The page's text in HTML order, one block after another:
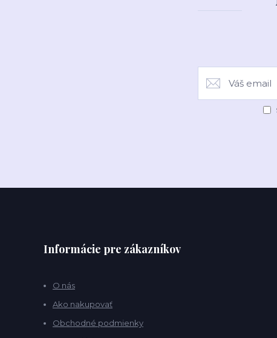
Informácie pre zákazníkov
O nás
Ako nakupovať
Obchodné podmienky